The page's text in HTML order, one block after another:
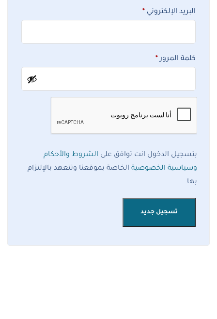
البريد الإلكتروني *
كلمة المرور*
بتسجيل الدخول انت توافق على الشروط والأحكام
وسياسية الخصوصية الخاصة بموقعنا وتتعهد بالإلتزام
بها
تسجيل جديد